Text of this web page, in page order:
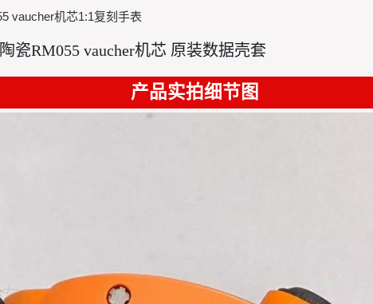
vaucher机芯1:1复刻手表
瓷RM055 vaucher机芯 原装数据壳套
产品实拍细节图